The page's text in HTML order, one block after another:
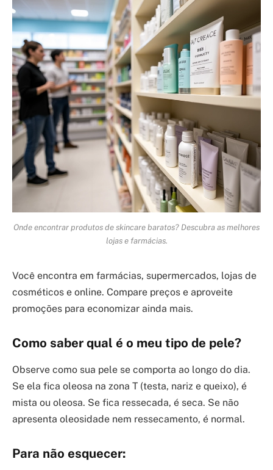
Onde encontrar produtos de skincare baratos? Descubra as melhores
lojas e farmácias.
Você encontra em farmácias, supermercados, lojas de
cosméticos e online. Compare preços e aproveite
promoções para economizar ainda mais.
Como saber qual é o meu tipo de pele?
Observe como sua pele se comporta ao longo do dia.
Se ela fica oleosa na zona T (testa, nariz e queixo), é
mista ou oleosa. Se fica ressecada, é seca. Se não
apresenta oleosidade nem ressecamento, é normal.
Para não esquecer: